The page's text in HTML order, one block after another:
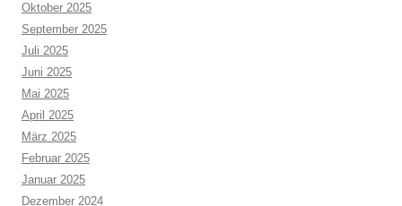
Oktober 2025
September 2025
Juli 2025
Juni 2025
Mai 2025
April 2025
März 2025
Februar 2025
Januar 2025
Dezember 2024